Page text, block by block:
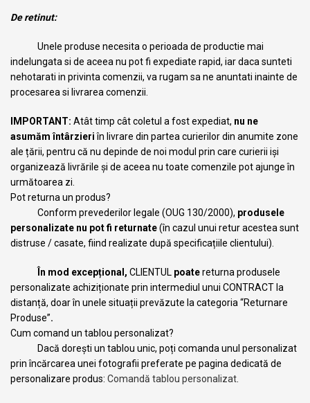
De retinut:
Unele produse necesita o perioada de productie mai
indelungata si de aceea nu pot fi expediate rapid, iar daca sunteti
nehotarati in privinta comenzii, va rugam sa ne anuntati inainte de
procesarea si livrarea comenzii.
IMPORTANT: Atât timp cât coletul a fost expediat, nu ne
asumăm întârzieriîn livrare din partea curierilor din anumite zone
ale țării, pentru că nu depinde de noi modul prin care curierii iși
organizează livrările și de aceea nu toate comenzile pot ajunge în
următoarea zi.
Pot returna un produs?
Conform prevederilor legale (OUG 130/2000), produsele
personalizate nu pot fi returnate(în cazul unui retur acestea sunt
distruse / casate, fiind realizate după specificațiile clientului).
În mod excepțional, CLIENTUL poatereturna produsele
personalizate achiziționate prin intermediul unui CONTRACT la
distanță, doar în unele situații prevăzute la categoria “Returnare
Produse”.
Cum comand un tablou personalizat?
Dacă dorești un tablou unic, poți comanda unul personalizat
prin încărcarea unei fotografii preferate pe pagina dedicată de
personalizare produs: Comandă tablou personalizat